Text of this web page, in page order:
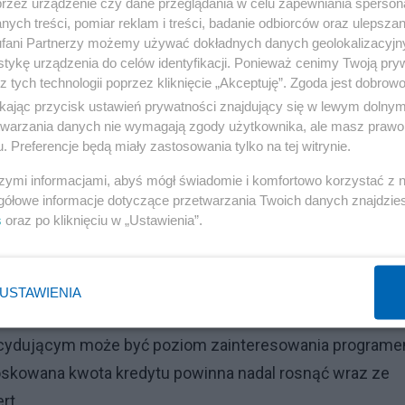
być beneficjentami programu "Bezpieczny Kredyt 2
spadku WIBOR-u w oczekiwaniu na spadki
KNF poziomu bufora na stopę procentową.
że w sierpniu 2022 r. o kredyt mieszkaniowy
r. co spowodowało najniższy historycznie odczyt
dla sierpnia br. Właśnie efekt statystyczny niskiej
odczyt BIK Indeksu PKM. Po trzecie, wpływ na tak
wnioskowanego kredytu aż o 1/5 wyższy w
Rogowski.
mieszkaniowy oraz średnią kwotę wnioskowanego
może być poziom zainteresowania
kwota kredytu powinna nadal rosnąć wraz ze
treści, pomiar reklam i treści, badanie odbiorców oraz
Partnerzy możemy używać dokładnych danych
urządzenia do celów identyfikacji. Ponieważ cenimy Twoją
tych technologii poprzez kliknięcie „Akceptuję”. Zgoda jest
przycisk ustawień prywatności znajdujący się w lewym
danych nie wymagają zgody użytkownika, ale masz
Preferencje będą miały zastosowania tylko na tej witrynie.
informacjami, abyś mógł świadomie i komfortowo korzystać z
informacje dotyczące przetwarzania Twoich danych
oraz po kliknięciu w „Ustawienia”.
USTAWIENIA